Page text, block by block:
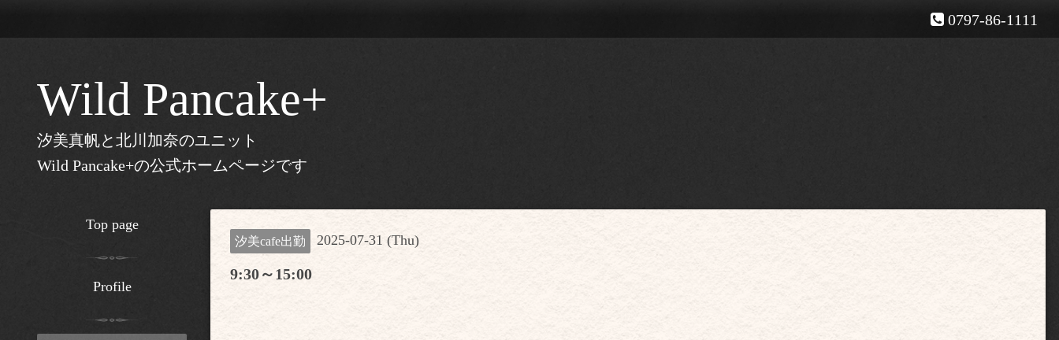
0797-86-1111
Wild Pancake+
汐美真帆と北川加奈のユニット
Wild Pancake+の公式ホームページです
汐美cafe出勤 2025-07-31 (Thu)
9:30～15:00
Top page
Profile